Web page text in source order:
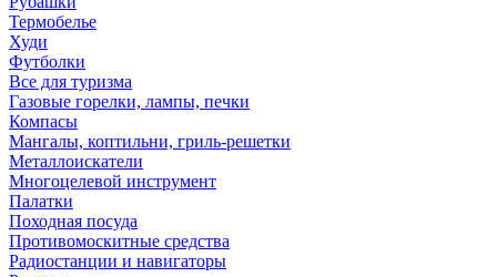
Термобелье
Худи
Футболки
Все для туризма
Газовые горелки, лампы, печки
Компасы
Мангалы, коптильни, гриль-решетки
Металлоискатели
Многоцелевой инструмент
Палатки
Походная посуда
Противомоскитные средства
Радиостанции и навигаторы